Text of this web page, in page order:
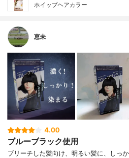
ホイップヘアカラー
恵未
4.00
ブルーブラック使用
ブリーチした髪向け、明るい髪に、しっ